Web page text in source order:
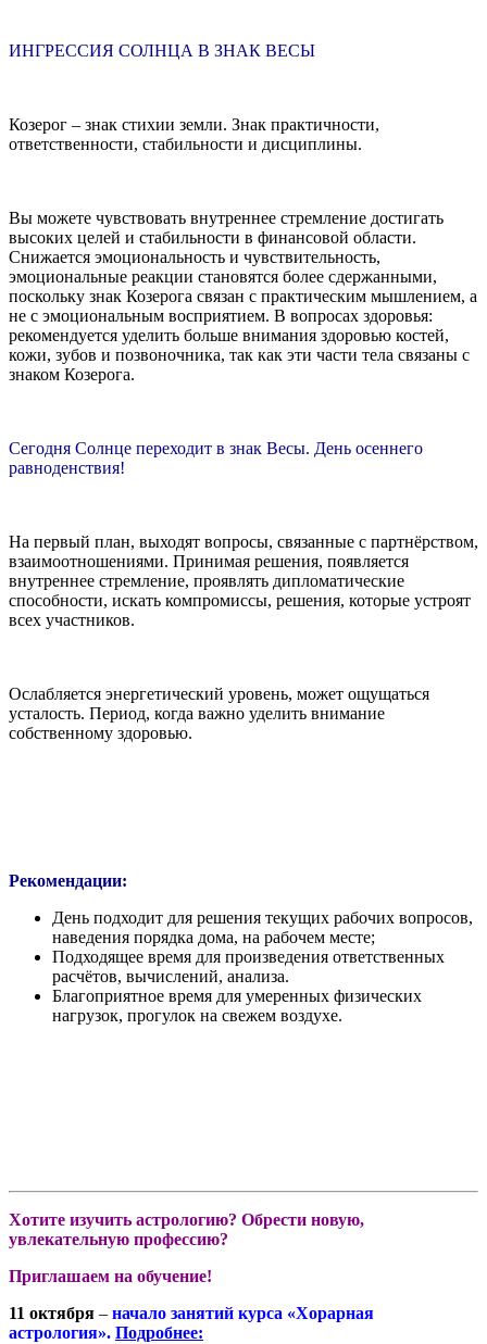
ИНГРЕССИЯ СОЛНЦА В ЗНАК ВЕСЫ
Козерог – знак стихии земли. Знак практичности,
ответственности, стабильности и дисциплины.
Вы можете чувствовать внутреннее стремление достигать
высоких целей и стабильности в финансовой области.
Снижается эмоциональность и чувствительность,
эмоциональные реакции становятся более сдержанными,
поскольку знак Козерога связан с практическим мышлением, а
не с эмоциональным восприятием. В вопросах здоровья:
рекомендуется уделить больше внимания здоровью костей,
кожи, зубов и позвоночника, так как эти части тела связаны с
знаком Козерога.
Сегодня Солнце переходит в знак Весы. День осеннего
равноденствия!
На первый план, выходят вопросы, связанные с партнёрством,
взаимоотношениями. Принимая решения, появляется
внутреннее стремление, проявлять дипломатические
способности, искать компромиссы, решения, которые устроят
всех участников.
Ослабляется энергетический уровень, может ощущаться
усталость. Период, когда важно уделить внимание
собственному здоровью.
Рекомендации:
День подходит для решения текущих рабочих вопросов,
наведения порядка дома, на рабочем месте;
Подходящее время для произведения ответственных
расчётов, вычислений, анализа.
Благоприятное время для умеренных физических
нагрузок, прогулок на свежем воздухе.
Хотите изучить астрологию? Обрести новую,
увлекательную профессию?
Приглашаем на обучение!
11 октября – начало занятий курса «Хорарная
астрология». Подробнее: